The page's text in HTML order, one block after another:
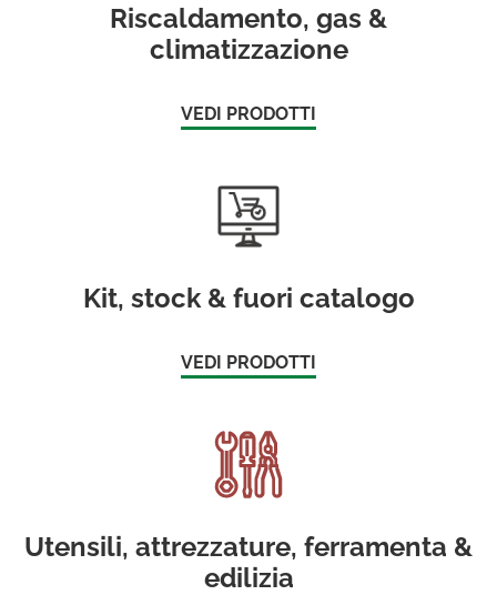
Riscaldamento, gas &
climatizzazione
VEDI PRODOTTI
Kit, stock & fuori catalogo
VEDI PRODOTTI
Utensili, attrezzature, ferramenta &
edilizia